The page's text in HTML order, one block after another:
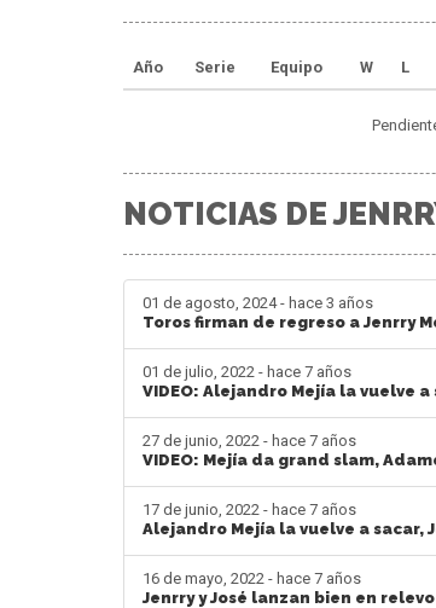
Año Serie Equipo W L
NOTICIAS DE
01 de agosto, 2024 - hace 3 años
Toros firman de regreso a Jenrry
01 de julio, 2022 - hace 7 años
VIDEO: Alejandro Mejía la vuelve
27 de junio, 2022 - hace 7 años
VIDEO: Mejía da grand slam,
17 de junio, 2022 - hace 7 años
Alejandro Mejía la vuelve a sacar,
16 de mayo, 2022 - hace 7 años
Jenrry y José lanzan bien en